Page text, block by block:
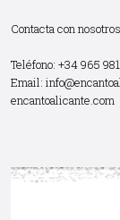
Contacta con
Teléfono: +34 965
Email:
encantoalicante.com